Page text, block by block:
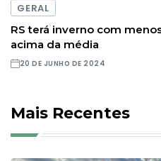
GERAL
RS terá inverno com
acima da média
20 DE JUNHO DE 2024
Mais Recentes